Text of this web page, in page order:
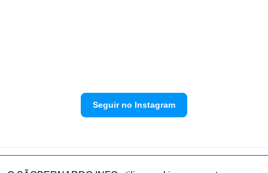
Seguir no Instagram
Política de privacidade Envie sua denúncia